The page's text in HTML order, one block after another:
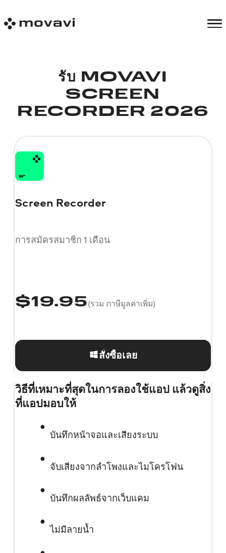
รับ MOVAVI
SCREEN
RECORDER 2026
Screen Recorder
การสมัครสมาชิก 1 เดือน
$19.95(รวม ภาษีมูลค่าเพิ่ม)
สั่งซื้อเลย
วิธีที่เหมาะที่สุดในการลองใช้แอป แล้วดูสิ่ง
ที่แอปมอบให้
บันทึกหน้าจอและเสียงระบบ
จับเสียงจากลำโพงและไมโครโฟน
บันทึกผลลัพธ์จากเว็บแคม
ไม่มีลายน้ำ